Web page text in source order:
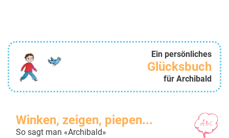
Ein persönliches
Glücksbuch
für Archibald
Winken, zeigen, piepen...
So sagt man «Archibald»